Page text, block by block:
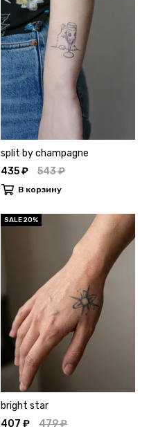
split by champagne
435 ₽
543 ₽
В корзину
SALE 20%
bright star
407 ₽
479 ₽